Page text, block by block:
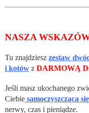
NASZA
Tu znajdziesz zestaw
i kotów z DARMOWĄ
Jeśli masz ukochanego
Ciebie samoczyszcząca
nerwy, czas i pieniądze.